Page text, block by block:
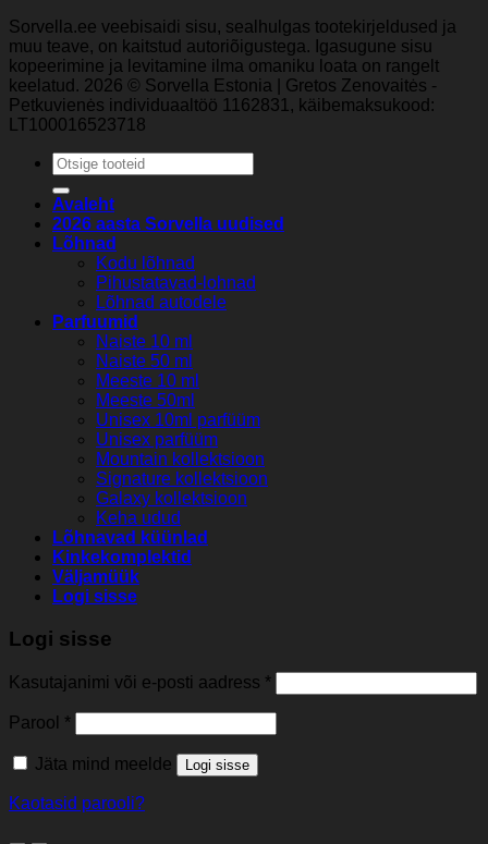
Sorvella.ee veebisaidi sisu, sealhulgas tootekirjeldused ja
muu teave, on kaitstud autoriõigustega. Igasugune sisu
kopeerimine ja levitamine ilma omaniku loata on rangelt
keelatud. 2026 © Sorvella Estonia | Gretos Zenovaitės -
Petkuvienės individuaaltöö 1162831, käibemaksukood:
LT100016523718
Otsi:
Avaleht
2026 aasta Sorvella uudised
Lõhnad
Kodu lõhnad
Pihustatavad-lohnad
Lõhnad autodele
Parfuumid
Naiste 10 ml
Naiste 50 ml
Meeste 10 ml
Meeste 50ml
Unisex 10ml parfüüm
Unisex parfüüm
Mountain kollektsioon
Signature kollektsioon
Galaxy kollektsioon
Keha udud
Lõhnavad küünlad
Kinkekomplektid
Väljamüük
Logi sisse
Logi sisse
Kasutajanimi või e-posti aadress *
Parool *
Jäta mind meelde Logi sisse
Kaotasid parooli?